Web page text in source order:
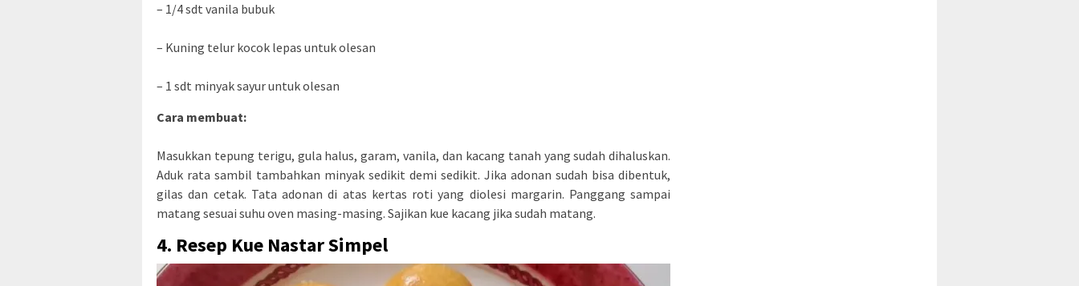
– 1/4 sdt vanila bubuk
– Kuning telur kocok lepas untuk olesan
– 1 sdt minyak sayur untuk olesan
Cara membuat:
Masukkan tepung terigu, gula halus, garam, vanila, dan kacang tanah yang sudah dihaluskan.
Aduk rata sambil tambahkan minyak sedikit demi sedikit. Jika adonan sudah bisa dibentuk,
gilas dan cetak. Tata adonan di atas kertas roti yang diolesi margarin. Panggang sampai
matang sesuai suhu oven masing-masing. Sajikan kue kacang jika sudah matang.
4. Resep Kue Nastar Simpel